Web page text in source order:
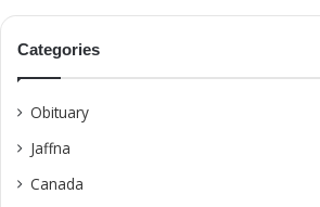
Categories
Obituary
Jaffna
Canada